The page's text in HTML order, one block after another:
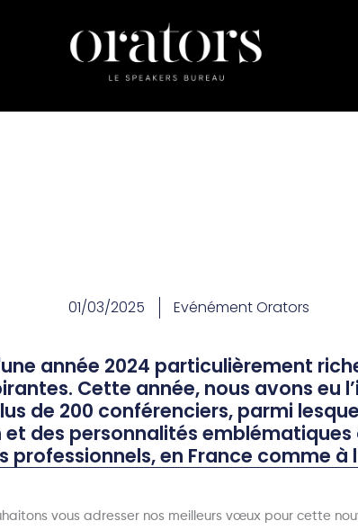
01/03/2025 Evénément Orators
année 2024 particulièrement
Cette année, nous avons eu
de 200 conférenciers, parmi
et des personnalités
professionnels, en France comme à
vous adresser nos meilleurs vœux pour cette